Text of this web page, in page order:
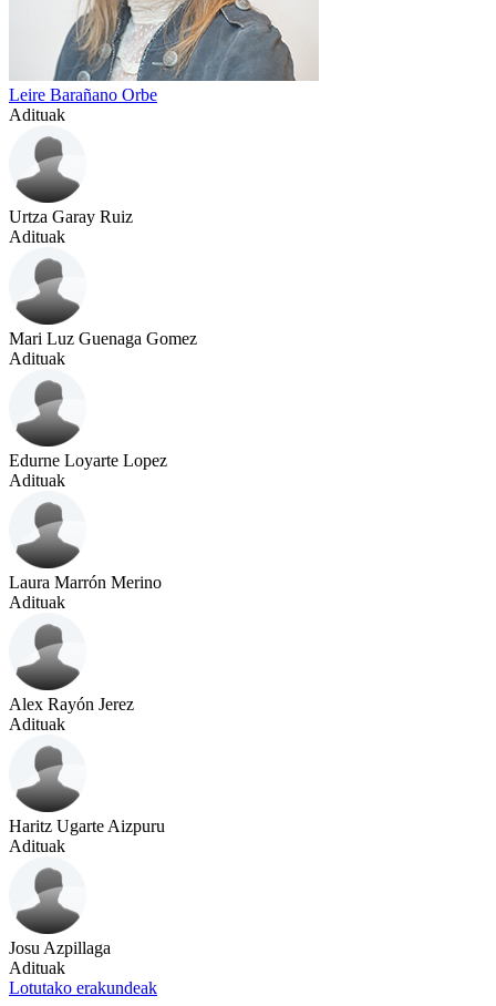
Leire Barañano Orbe
Adituak
Urtza Garay Ruiz
Adituak
Mari Luz Guenaga Gomez
Adituak
Edurne Loyarte Lopez
Adituak
Laura Marrón Merino
Adituak
Alex Rayón Jerez
Adituak
Haritz Ugarte Aizpuru
Adituak
Josu Azpillaga
Adituak
Lotutako erakundeak